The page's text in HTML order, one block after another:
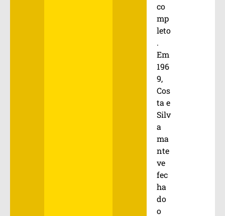
co
mp
leto
.
Em
196
9,
Cos
ta e
Silv
a
ma
nte
ve
fec
ha
do
o